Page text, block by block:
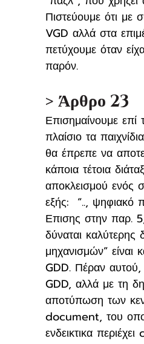
Πιστεύουμε ότι με
VGD αλλά στα
πετύχουμε όταν
παρόν.
> Άρθρο 23
Επισημαίνουμε
πλαίσιο τα
θα έπρεπε να
κάποια τέτοια
αποκλεισμού ενός
εξής:  “.., ψηφιακό
Επισης στην παρ.
δύναται καλύτερης
μηχανισμών”
GDD. Πέραν
GDD, αλλά με τη
αποτύπωση των
document, του
ενδεικτικα